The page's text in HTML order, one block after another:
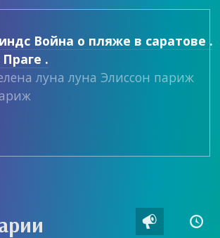
Война о пляже в саратове .
.
луна луна Элиссон париж
 